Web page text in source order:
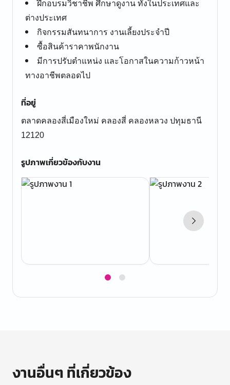
ฝึกอบรมวิชาชีพ ศึกษาดูงาน ทั้งในประเทศและ
ต่างประเทศ
กิจกรรมสันทนาการ งานเลี้ยงประจำปี
ซื้อสินค้าราคาพนักงาน
มีการปรับตำแหน่ง และโอกาสในความก้าวหน้า
ทางอาชีพตลอดไป
ที่อยู่
ตลาดคลองสี่เมืองใหม่ คลองสี่ คลองหลวง ปทุมธานี
12120
รูปภาพเกี่ยวข้องกับงาน
งานอื่นๆ ที่เกี่ยวข้อง